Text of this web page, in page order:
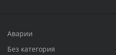
Аварии
Без категория